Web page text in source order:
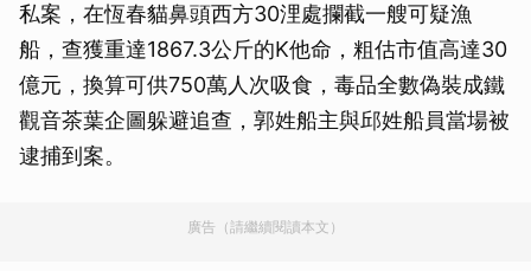
私案，在恆春貓鼻頭西方30浬處攔截一艘可疑漁
船，查獲重達1867.3公斤的K他命，粗估市值高達30
億元，換算可供750萬人次吸食，毒品全數偽裝成鐵
觀音茶葉企圖躲避追查，郭姓船主與邱姓船員當場被
逮捕到案。
廣告（請繼續閱讀本文）